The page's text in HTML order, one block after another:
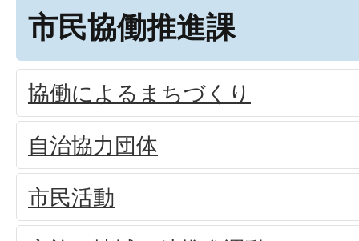
市民協働推進課
協働によるまちづくり
自治協力団体
市民活動